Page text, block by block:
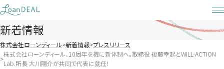
Skip
to
content
新着情報
株式会社ローンディール 新着情報 プレスリリース
株式会社ローンディール、10周年を機に新体制へ。取締役 後藤幸起とWILL-ACTION
Lab.所長 大川陽介が共同で代表に就任！